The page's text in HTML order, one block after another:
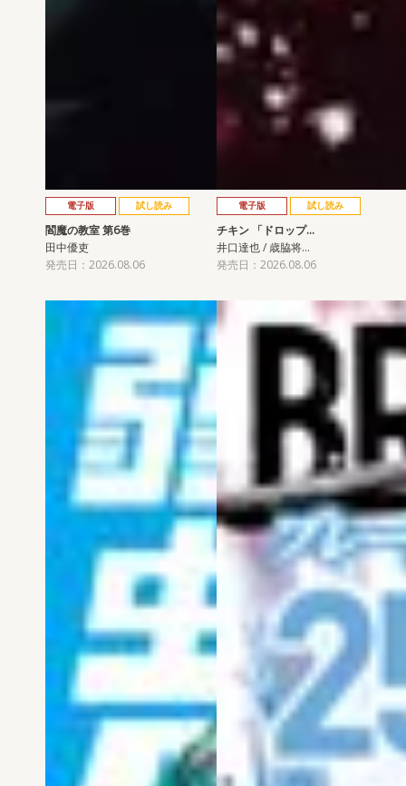
電子版 試し読み
閻魔の教室 第6巻
田中優吏
発売日：2026.08.06
電子版 試し読み
チキン 「ドロップ…
井口達也 / 歳脇将…
発売日：2026.08.06